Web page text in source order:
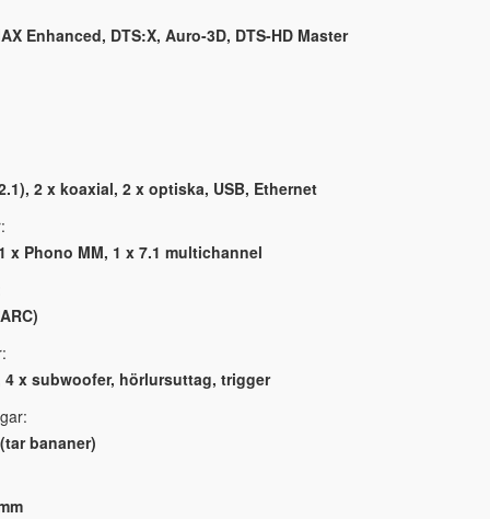
Enhanced, DTS:X, Auro-3D, DTS-HD Master
2 x koaxial, 2 x optiska, USB, Ethernet
x Phono MM, 1 x 7.1 multichannel
4 x subwoofer, hörlursuttag, trigger
bananer)